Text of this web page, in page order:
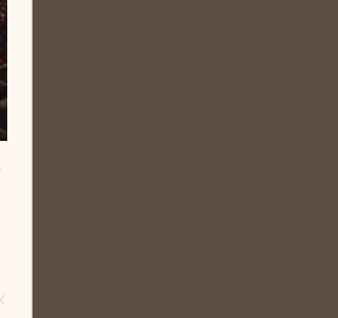
Jong AZ Ille